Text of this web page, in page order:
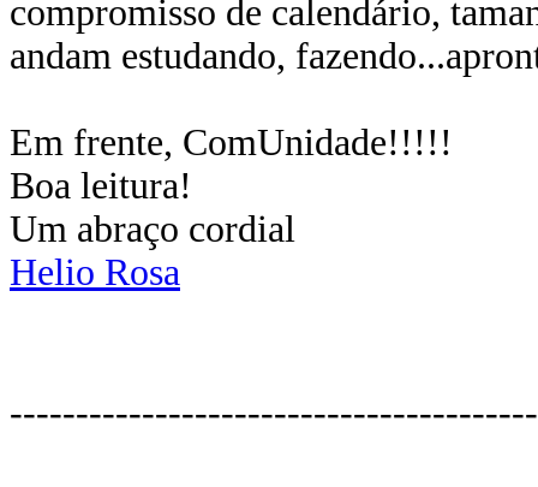
compromisso de calendário,
andam estudando,
Em frente, ComUnidade!!!!!
Boa leitura!
Um abraço cordial
Helio Rosa